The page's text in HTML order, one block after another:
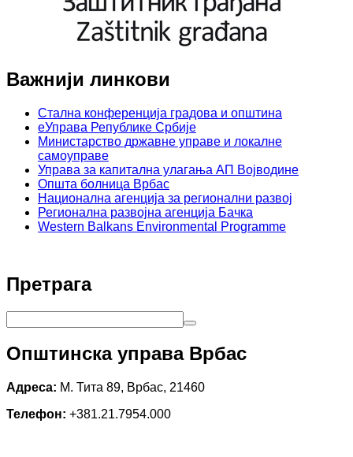
Важнији линкови
Стална конференција градова и општина
еУправа Републике Србије
Министарство државне управе и локалне
самоуправе
Управа за капитална улагања АП Војводине
Општа болница Врбас
Национална агенција за регионални развој
Регионална развојна агенција Бачка
Western Balkans Environmental Programme
Претрага
Општинска управа Врбас
Адреса: М. Тита 89, Врбас, 21460
Телефон: +381.21.7954.000